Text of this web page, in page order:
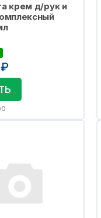
крем д/рук и
₽